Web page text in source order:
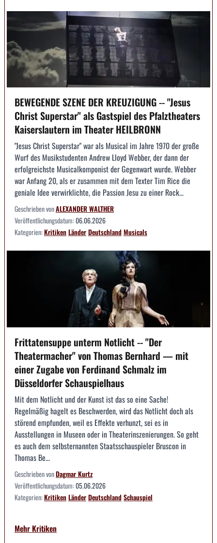
BEWEGENDE SZENE DER KREUZIGUNG -- "Jesus
Christ Superstar" als Gastspiel des Pfalztheaters
Kaiserslautern im Theater HEILBRONN
"Jesus Christ Superstar" war als Musical im Jahre 1970 der große
Wurf des Musikstudenten Andrew Lloyd Webber, der dann der
erfolgreichste Musicalkomponist der Gegenwart wurde. Webber
war Anfang 20, als er zusammen mit dem Texter Tim Rice die
geniale Idee verwirklichte, die Passion Jesu zu einer Rock...
Geschrieben vonALEXANDER WALTHER
Veröffentlichungsdatum:06.06.2026
Kategorien:KritikenLänderDeutschlandMusicals
Frittatensuppe unterm Notlicht -- "Der
Theatermacher" von Thomas Bernhard — mit
einer Zugabe von Ferdinand Schmalz im
Düsseldorfer Schauspielhaus
Mit dem Notlicht und der Kunst ist das so eine Sache!
Regelmäßig hagelt es Beschwerden, wird das Notlicht doch als
störend empfunden, weil es Effekte verhunzt, sei es in
Ausstellungen in Museen oder in Theaterinszenierungen. So geht
es auch dem selbsternannten Staatsschauspieler Bruscon in
Thomas Be...
Geschrieben vonDagmar Kurtz
Veröffentlichungsdatum:05.06.2026
Kategorien:KritikenLänderDeutschlandSchauspiel
Mehr Kritiken